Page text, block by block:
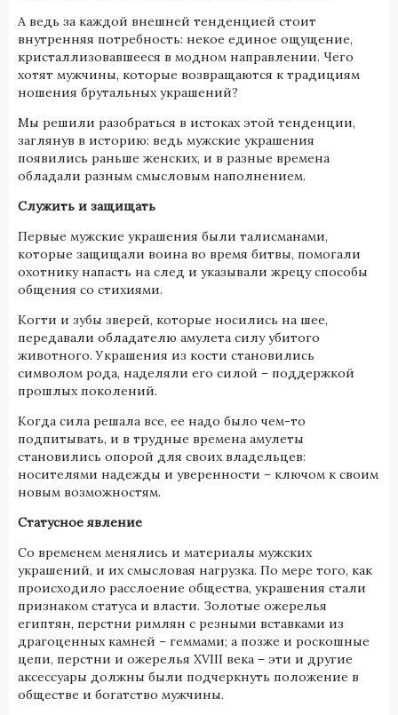
А ведь за каждой внешней тенденцией стоит
внутренняя потребность: некое единое ощущение,
кристаллизовавшееся в модном направлении. Чего
хотят мужчины, которые возвращаются к традициям
ношения брутальных украшений?
Мы решили разобраться в истоках этой тенденции,
заглянув в историю: ведь мужские украшения
появились раньше женских, и в разные времена
обладали разным смысловым наполнением.
Служить и защищать
Первые мужские украшения были талисманами,
которые защищали воина во время битвы, помогали
охотнику напасть на след и указывали жрецу способы
общения со стихиями.
Когти и зубы зверей, которые носились на шее,
передавали обладателю амулета силу убитого
животного. Украшения из кости становились
символом рода, наделяли его силой – поддержкой
прошлых поколений.
Когда сила решала все, ее надо было чем-то
подпитывать, и в трудные времена амулеты
становились опорой для своих владельцев:
носителями надежды и уверенности – ключом к своим
новым возможностям.
Статусное явление
Со временем менялись и материалы мужских
украшений, и их смысловая нагрузка. По мере того, как
происходило расслоение общества, украшения стали
признаком статуса и власти. Золотые ожерелья
египтян, перстни римлян с резными вставками из
драгоценных камней – геммами; а позже и роскошные
цепи, перстни и ожерелья XVIII века – эти и другие
аксессуары должны были подчеркнуть положение в
обществе и богатство мужчины.